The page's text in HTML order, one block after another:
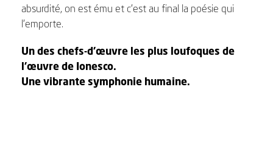
absurdité, on est ému et c’est au final la poésie qui
l’emporte.
Un des chefs-d’œuvre les plus loufoques de
l’œuvre de Ionesco.
Une vibrante symphonie humaine.